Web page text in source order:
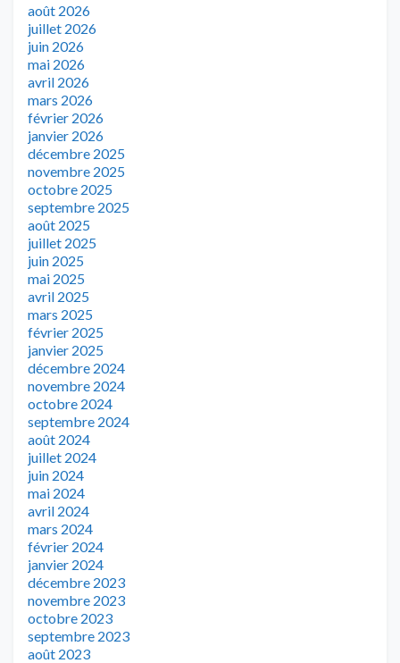
août 2026
juillet 2026
juin 2026
mai 2026
avril 2026
mars 2026
février 2026
janvier 2026
décembre 2025
novembre 2025
octobre 2025
septembre 2025
août 2025
juillet 2025
juin 2025
mai 2025
avril 2025
mars 2025
février 2025
janvier 2025
décembre 2024
novembre 2024
octobre 2024
septembre 2024
août 2024
juillet 2024
juin 2024
mai 2024
avril 2024
mars 2024
février 2024
janvier 2024
décembre 2023
novembre 2023
octobre 2023
septembre 2023
août 2023